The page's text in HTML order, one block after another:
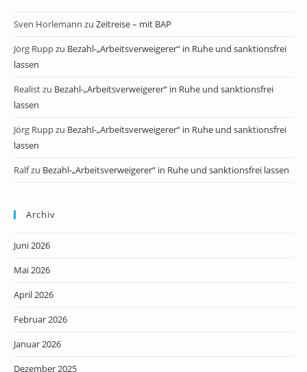
Sven Horlemann zu Zeitreise – mit BAP
Jörg Ruppzu Bezahl-„Arbeitsverweigerer“ in Ruhe und sanktionsfrei
lassen
Realistzu Bezahl-„Arbeitsverweigerer“ in Ruhe und sanktionsfrei
lassen
Jörg Ruppzu Bezahl-„Arbeitsverweigerer“ in Ruhe und sanktionsfrei
lassen
Ralfzu Bezahl-„Arbeitsverweigerer“ in Ruhe und sanktionsfrei lassen
Archiv
Juni 2026
Mai 2026
April 2026
Februar 2026
Januar 2026
Dezember 2025